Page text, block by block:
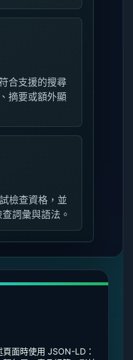
合支援的搜尋
摘要或額外顯
檢查資格，並
詞彙與語法。
面時使用 JSON-LD：